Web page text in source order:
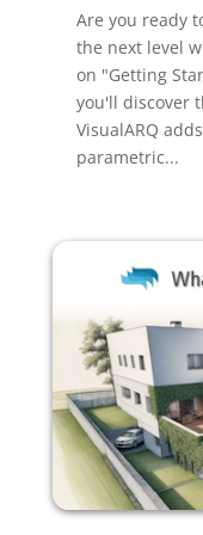
Are you ready
the next level
on "Getting
you'll discover
VisualARQ
parametric...